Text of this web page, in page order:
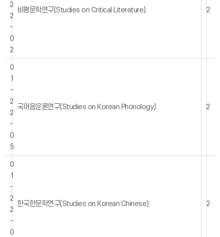
2
2
-
0
2
비평문학연구(Studies on Critical Literature) 2
0
1
-
2
2
-
0
5
국어음운론연구(Studies on Korean Phonology) 2
0
1
-
2
2
-
0
한국한문학연구(Studies on Korean Chinese) 2